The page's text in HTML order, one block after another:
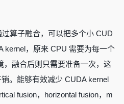
过算子融合，可以把多个小 CUD
kernel，原来 CPU 需要为每一个
，融合后则只需要准备一次，这
。能够有效减少 CUDA kernel
fusion，horizontal fusion，m